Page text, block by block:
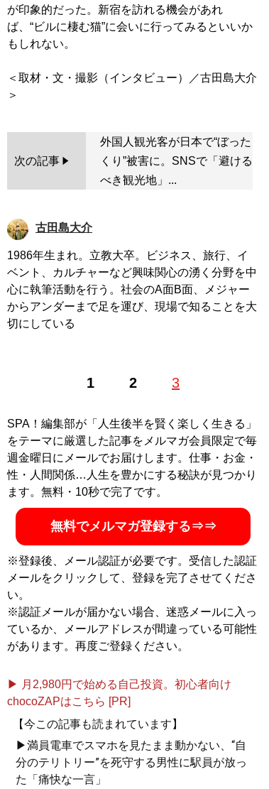
が印象的だった。新宿を訪れる機会があれ
ば、“ビルに棲む猫”に会いに行ってみるといいか
もしれない。
＜取材・文・撮影（インタビュー）／古田島大介
次の記事
外国人観光客が日本で“ぼった
くり”被害に。SNSで「避ける
べき観光地」...
古田島大介
1986年生まれ。立教大卒。ビジネス、旅行、イ
ベント、カルチャーなど興味関心の湧く分野を中
心に執筆活動を行う。社会のA面B面、メジャー
からアンダーまで足を運び、現場で知ることを大
切にしている
1 2 3
SPA！編集部が「人生後半を賢く楽しく生きる」
をテーマに厳選した記事をメルマガ会員限定で毎
週金曜日にメールでお届けします。仕事・お金・
性・人間関係…人生を豊かにする秘訣が見つかり
ます。無料・10秒で完了です。
無料でメルマガ登録する⇒⇒
※登録後、メール認証が必要です。受信した認証
メールをクリックして、登録を完了させてくださ
い。
※認証メールが届かない場合、迷惑メールに入っ
ているか、メールアドレスが間違っている可能性
があります。再度ご登録ください。
▶ 月2,980円で始める自己投資。初心者向け
chocoZAPはこちら [PR]
【今この記事も読まれています】
▶満員電車でスマホを見たまま動かない、“自
分のテリトリー”を死守する男性に駅員が放っ
た「痛快な一言」